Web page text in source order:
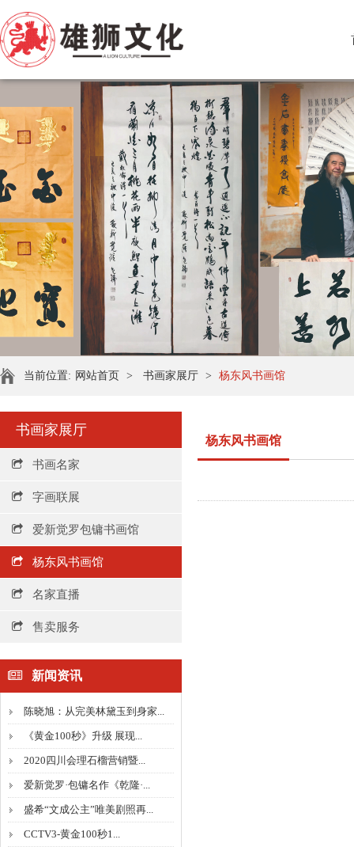
当前位置: 网站首页 > 书画家展厅 > 杨东风书画馆
书画家展厅
书画名家
字画联展
爱新觉罗包镛书画馆
杨东风书画馆
名家直播
售卖服务
新闻资讯
陈晓旭：从完美林黛玉到身家...
《黄金100秒》升级 展现...
2020四川会理石榴营销暨...
爱新觉罗·包镛名作《乾隆·...
盛希“文成公主”唯美剧照再...
CCTV3-黄金100秒1...
杨东风书画馆